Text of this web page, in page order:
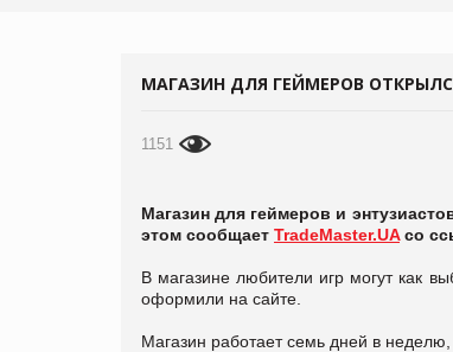
МАГАЗИН ДЛЯ ГЕЙМЕРОВ
1151
Магазин для геймеров и
этом сообщает TradeMaster.UAсо
В магазине любители игр могут как
оформили на сайте.
Магазин работает семь дней в